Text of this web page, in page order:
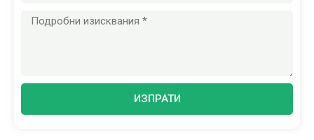
Съобщение
ИЗПРАТИ